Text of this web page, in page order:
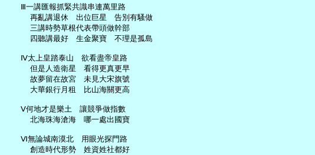
   Ⅲ一講匯報抓緊共識串連萬里路
     再亂講退休　出位巨星　告別有騷做
     三講時勢草根代表帶頭做幹部
     四聽講最好　生金聚寶　不理是孤島
   Ⅳ太上皇踏泰山　欲看盡帝皇路
     但是人造衛星　看得更真更早
     故夢留在故宮　未見大宋旗號
     大華銀行月租　比山海關更高
   Ⅴ何地才是樂土　讓競爭做指數
     北海珠海滄海　哪一處出國寶
   Ⅵ無論城南漠北　用眼光探門路
     創造時代形勢　姓資姓社都好